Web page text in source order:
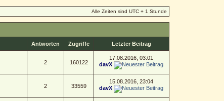
Alle Zeiten sind UTC + 1 Stunde
Antworten Zugriffe Letzter Beitrag
2 160122
17.08.2016, 03:01
davX
2 33559
15.08.2016, 23:04
davX